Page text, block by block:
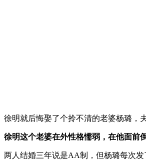
徐明就后悔娶了个拎不清的老婆杨璐，
徐明这个老婆在外性格懦弱，在他面前
两人结婚三年说是AA制，但杨璐每次